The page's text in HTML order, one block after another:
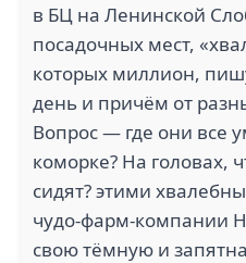
в БЦ на Ленинской
посадочных мест,
которых миллион,
день и причём от
Вопрос — где они все
коморке? На головах,
сидят? этими
чудо-фарм-компании
свою тёмную и